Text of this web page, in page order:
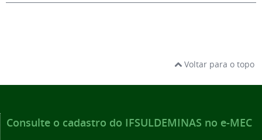
Voltar para o topo
Consulte o cadastro do IFSULDEMINAS no e-MEC